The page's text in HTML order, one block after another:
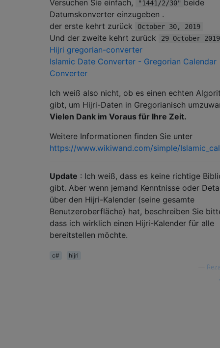
Versuchen Sie einfach,
"1441/2/30" beide
Datumskonverter einzugeben .
der erste kehrt zurück
October 30, 2019
Und der zweite kehrt zurück 29 October 2019
Hijri gregorian-converter
Islamic Date Converter - Gregorian Calendar
Converter
Ich weiß also nicht, ob es einen echten
gibt, um Hijri-Daten in Gregorianisch
Vielen Dank im Voraus für Ihre Zeit.
Weitere Informationen finden Sie unter
https://www.wikiwand.com/simple/
Update : Ich weiß, dass es keine richtige
gibt. Aber wenn jemand Kenntnisse oder
über den Hijri-Kalender (seine gesamte
Benutzeroberfläche) hat, beschreiben Sie
dass ich wirklich einen Hijri-Kalender für alle
bereitstellen möchte.
c#
hijri